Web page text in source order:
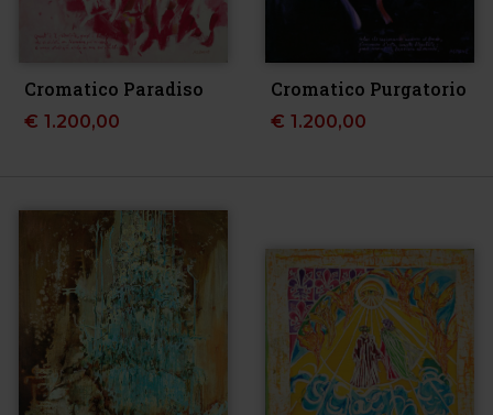
Cromatico Paradiso
€ 1.200,00
Cromatico Purgatorio
€ 1.200,00